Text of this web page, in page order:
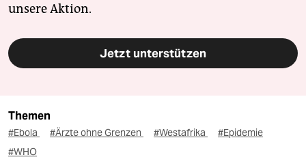
unsere Aktion.
Jetzt unterstützen
Themen
#Ebola #Ärzte ohne Grenzen #Westafrika
#Epidemie
#WHO